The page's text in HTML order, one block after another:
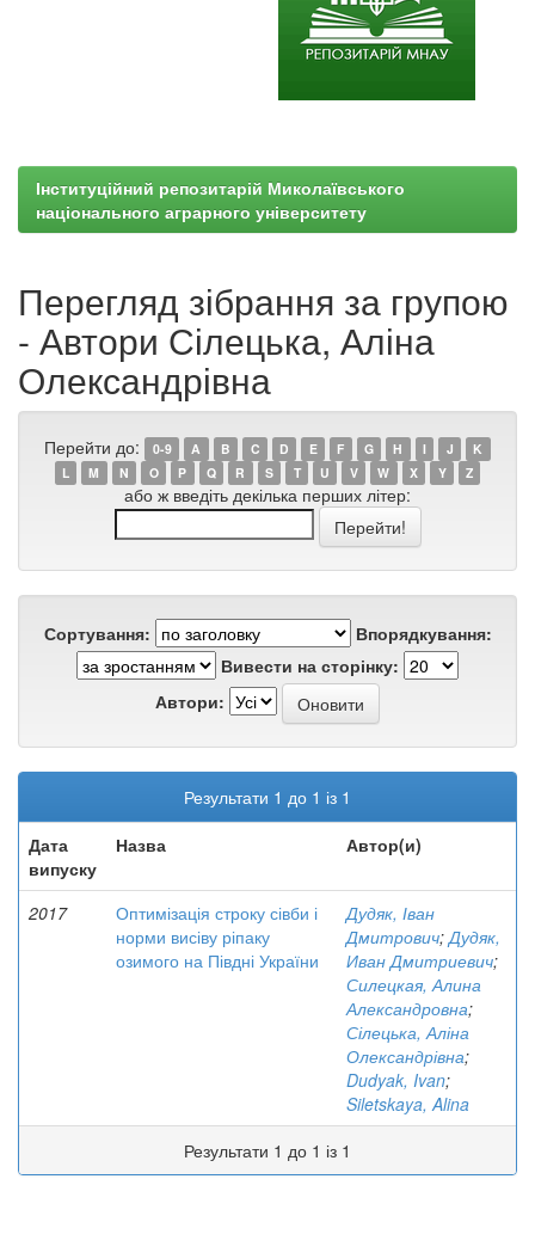
Інституційний репозитарій Миколаївського
національного аграрного університету
Перегляд зібрання за групою
- Автори Сілецька, Аліна
Олександрівна
Перейти до: 0-9 A B C D E F G H I J
K
L
M N O P Q R S T U V W X Y Z
або ж введіть декілька перших літер:
Сортування:
Впорядкування:
Вивести на сторінку:
Автори:
Результати 1 до 1 із 1
Дата
випуску
Назва Автор(и)
2017
Оптимізація строку сівби і
норми висіву ріпаку
озимого на Півдні України
Дудяк, Іван
Дмитрович;Дудяк,
Иван Дмитриевич;
Силецкая, Алина
Александровна;
Сілецька, Аліна
Олександрівна;
Dudyak, Ivan;
Siletskaya, Alina
Результати 1 до 1 із 1